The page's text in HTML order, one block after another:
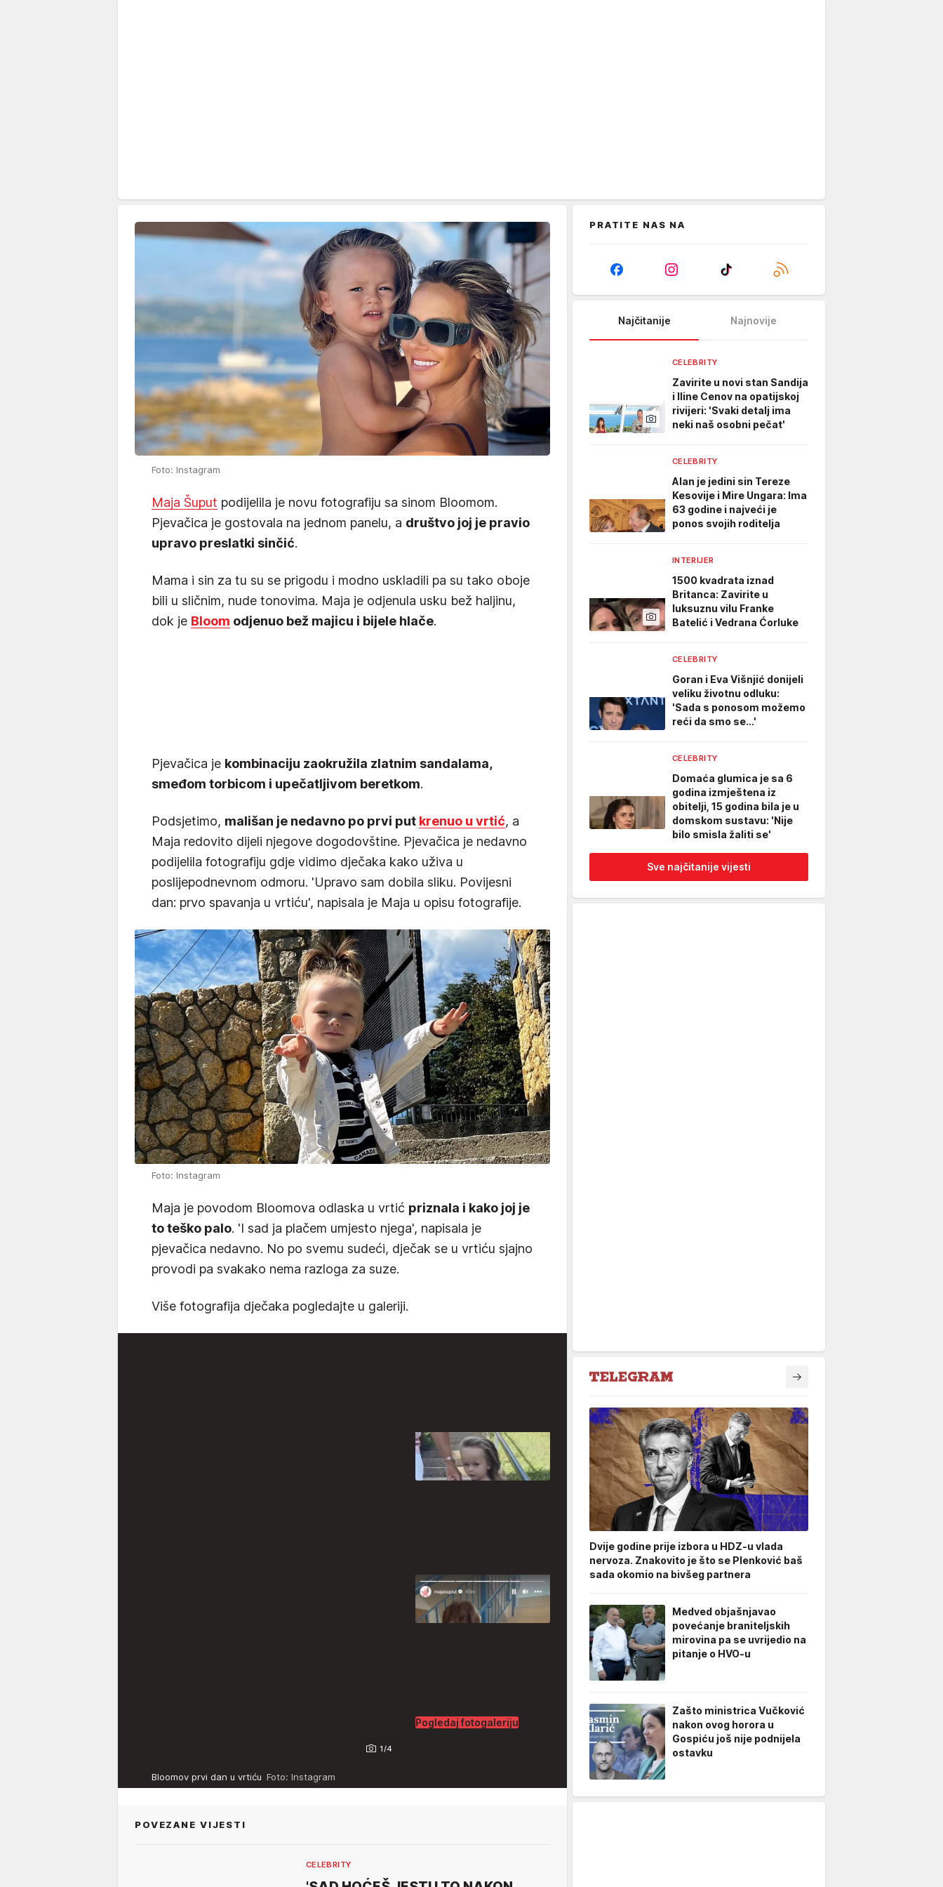
Foto: Instagram
Maja Šuput podijelila je novu fotografiju sa sinom Bloomom.
Pjevačica je gostovala na jednom panelu, a društvo joj je pravio
upravo preslatki sinčić.
Mama i sin za tu su se prigodu i modno uskladili pa su tako oboje
bili u sličnim, nude tonovima. Maja je odjenula usku bež haljinu,
dok je Bloom odjenuo bež majicu i bijele hlače.
Pjevačica je kombinaciju zaokružila zlatnim sandalama,
smeđom torbicom i upečatljivom beretkom.
Podsjetimo, mališan je nedavno po prvi put krenuo u vrtić, a
Maja redovito dijeli njegove dogodovštine. Pjevačica je nedavno
podijelila fotografiju gdje vidimo dječaka kako uživa u
poslijepodnevnom odmoru. 'Upravo sam dobila sliku. Povijesni
dan: prvo spavanja u vrtiću', napisala je Maja u opisu fotografije.
Foto: Instagram
Maja je povodom Bloomova odlaska u vrtić priznala i kako joj je
to teško palo. 'I sad ja plačem umjesto njega', napisala je
pjevačica nedavno. No po svemu sudeći, dječak se u vrtiću sjajno
provodi pa svakako nema razloga za suze.
Više fotografija dječaka pogledajte u galeriji.
1/4
Pogledaj fotogaleriju
Bloomov prvi dan u vrtiću Foto: Instagram
POVEZANE VIJESTI
CELEBRITY
PRATITE NAS NA
Najčitanije Najnovije
CELEBRITY
Zavirite u novi stan Sandija
i Iline Cenov na opatijskoj
rivijeri: 'Svaki detalj ima
neki naš osobni pečat'
CELEBRITY
Alan je jedini sin Tereze
Kesovije i Mire Ungara: Ima
63 godine i najveći je
ponos svojih roditelja
INTERIJER
1500 kvadrata iznad
Britanca: Zavirite u
luksuznu vilu Franke
Batelić i Vedrana Ćorluke
CELEBRITY
Goran i Eva Višnjić donijeli
veliku životnu odluku:
'Sada s ponosom možemo
reći da smo se...'
CELEBRITY
Domaća glumica je sa 6
godina izmještena iz
obitelji, 15 godina bila je u
domskom sustavu: 'Nije
bilo smisla žaliti se'
Sve najčitanije vijesti
Dvije godine prije izbora u HDZ-u vlada
nervoza. Znakovito je što se Plenković baš
sada okomio na bivšeg partnera
Medved objašnjavao
povećanje braniteljskih
mirovina pa se uvrijedio na
pitanje o HVO-u
Zašto ministrica Vučković
nakon ovog horora u
Gospiću još nije podnijela
ostavku